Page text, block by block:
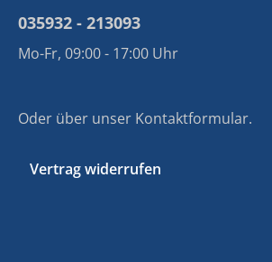
035932 - 213093
Mo-Fr, 09:00 - 17:00 Uhr
Oder über unser Kontaktformular.
Vertrag widerrufen